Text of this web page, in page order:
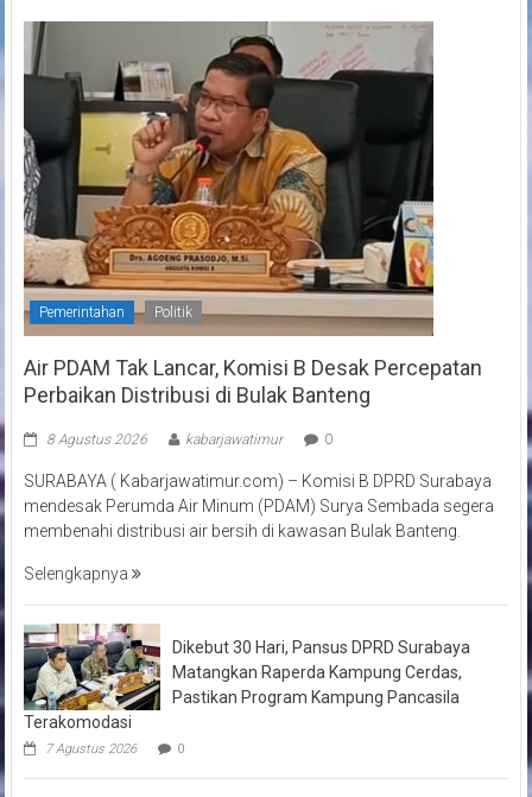
Pemerintahan Politik
Air PDAM Tak Lancar, Komisi B Desak Percepatan
Perbaikan Distribusi di Bulak Banteng
8 Agustus 2026 kabarjawatimur 0
SURABAYA ( Kabarjawatimur.com) – Komisi B DPRD Surabaya
mendesak Perumda Air Minum (PDAM) Surya Sembada segera
membenahi distribusi air bersih di kawasan Bulak Banteng.
Selengkapnya
Dikebut 30 Hari, Pansus DPRD Surabaya
Matangkan Raperda Kampung Cerdas,
Pastikan Program Kampung Pancasila
Terakomodasi
7 Agustus 2026 0